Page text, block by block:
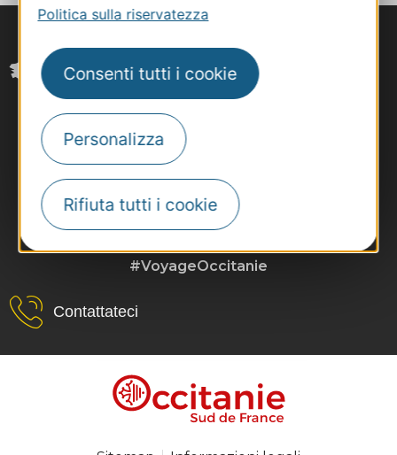
Politica sulla riservatezza
Consenti tutti i cookie
Personalizza
Rifiuta tutti i cookie
#VoyageOccitanie
Contattateci